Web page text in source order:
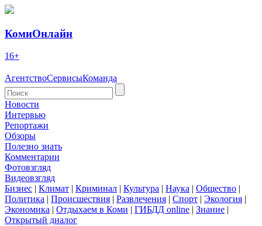
КомиОнлайн
16+
АгентствоСервисыКоманда
Новости
Интервью
Репортажи
Обзоры
Полезно знать
Комментарии
Фотовзгляд
Видеовзгляд
Бизнес | Климат | Криминал | Культура | Наука | Общество |
Политика | Происшествия | Развлечения | Спорт | Экология |
Экономика | Отдыхаем в Коми | ГИБДД online | Знание |
Открытый диалог